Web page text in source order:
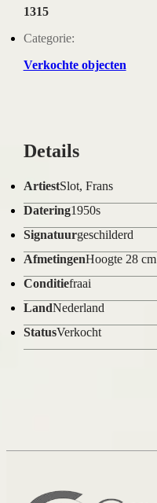
1315
Categorie:
Verkochte objecten
Details
ArtiestSlot, Frans
Datering1950s
Signatuurgeschilderd
AfmetingenHoogte 28 cm
Conditiefraai
LandNederland
StatusVerkocht